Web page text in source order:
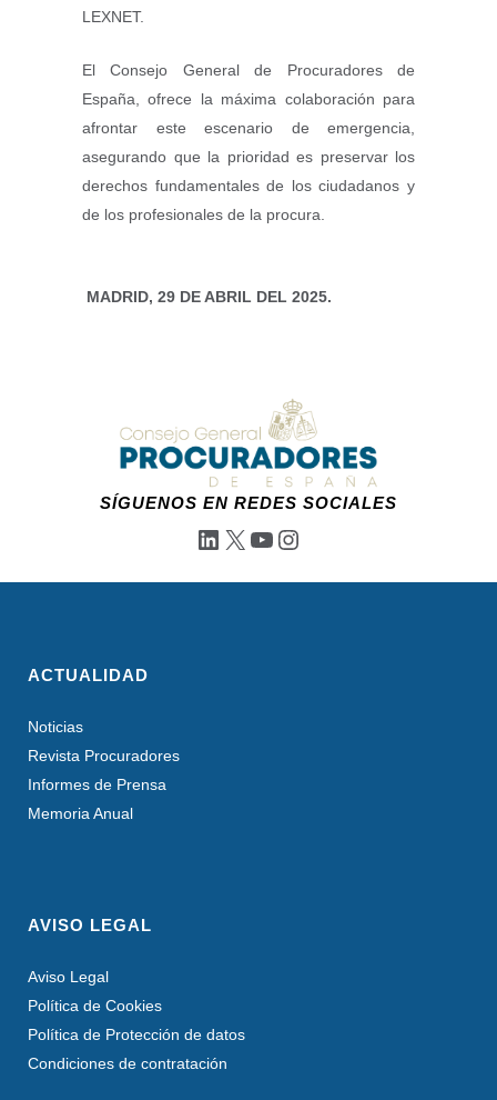
LEXNET.
El Consejo General de Procuradores de
España, ofrece la máxima colaboración para
afrontar este escenario de emergencia,
asegurando que la prioridad es preservar los
derechos fundamentales de los ciudadanos y
de los profesionales de la procura.
MADRID, 29 DE ABRIL DEL 2025.
SÍGUENOS EN REDES SOCIALES
LinkedIn
X YouTube
Instagram
ACTUALIDAD
Noticias
Revista Procuradores
Informes de Prensa
Memoria Anual
AVISO LEGAL
Aviso Legal
Política de Cookies
Política de Protección de datos
Condiciones de contratación